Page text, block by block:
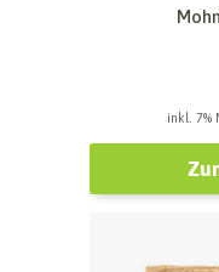
inkl. 7%